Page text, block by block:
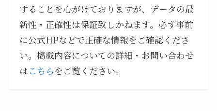
することを心がけておりますが、データの最
新性・正確性は保証致しかねます。必ず事前
に公式HPなどで正確な情報をご確認くださ
い。掲載内容についての詳細・お問い合わせ
はこちらをご覧ください。